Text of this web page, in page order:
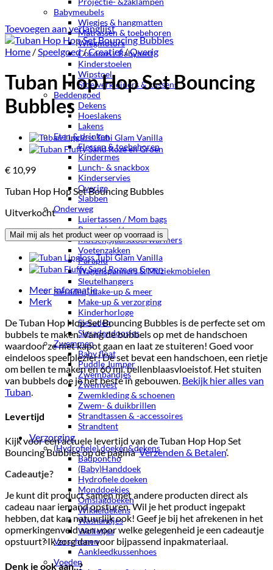
Babymeubels
Wiegjes & hangmatten
Matrassen & toebehoren
Wiegmotors
Cocoons / Babynest
Kinderstoelen
Wipstoel
Stoelverkleiners & kussens
Beddengoed
Dekens
Hoeslakens
Lakens
Eten & drinken
Flessen & toebehoren
Kindermes
Lunch- & snackbox
Kinderservies
Overige
Slabben
Onderweg
Luiertassen / Mom bags
Rugzakjes / tassen
Mutsen,sjaals&oorwarmers
Voetenzakken
Paraplu
Wagenspanners & Muziekmobielen
Sleutelhangers
Sieraden, make-up & meer
Make-up & verzorging
Kinderhorloge
Sieraden
Sieradendoosjes
Zwemmen
Baby float
Puddle Jumper
Zwembandjes
Zwemvest
Zwemkleding & schoenen
Zwem- & duikbrillen
Strandtassen & -accessoires
Strandtent
Verzorging
(Hydrofiele) doeken&dekens
Badponcho
(Baby)Handdoek
Hydrofiele doeken
Monddoekjes
Omslagdoeken
Wikkeldekens
Washandjes
Wolletjes
Verschonen
Aankleedkussenhoes
Voeden
Toevoegen aan verlanglijst
Home /Speelgoed/Creatief/Overig
Tuban Hop Hop Set Bouncing
Bubbles
€ 10,99
Tuban Hop Hop Set Bouncing Bubbles
Uitverkocht
Meer informatie
Merk
De Tuban Hop Hop Set Bouncing Bubbles is de perfecte set om
bubbels te maken. Vang de bubbels op met de handschoen
waardoor ze niet kapot gaan en laat ze stuiteren! Goed voor
eindeloos speelplezier! De set bevat een handschoen, een rietje
om bellen te maken en 60 ml. bellenblaasvloeistof. Het stuiten
van bubbels doe je het beste in gebouwen. Bekijk hier alles van
Tuban.
Levertijd
Kijk voor een actuele levertijd van de Tuban Hop Hop Set
Bouncing Bubbles op de pagina ‘Verzenden & Betalen‘.
Cadeautje?
Je kunt dit product samen met andere producten direct als
cadeau naar iemand opsturen. Wil je het product ingepakt
hebben, dat kan natuurlijk ook! Geef je bij het afrekenen in het
opmerkingenveld aan voor welke gelegenheid je een cadeautje
opstuurt? Ik zorg dan voor bijpassend inpakmateriaal.
Denk je ook aan..?